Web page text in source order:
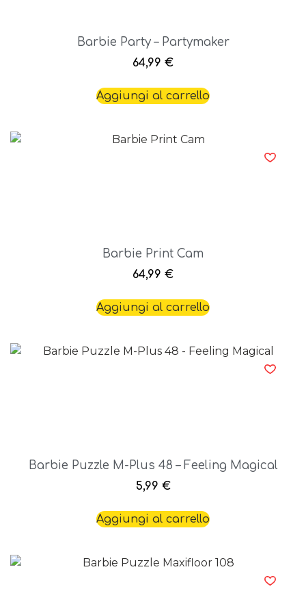
Barbie Party – Partymaker
64,99 €
Aggiungi al carrello
Barbie Print Cam
64,99 €
Aggiungi al carrello
Barbie Puzzle M-Plus 48 – Feeling Magical
5,99 €
Aggiungi al carrello